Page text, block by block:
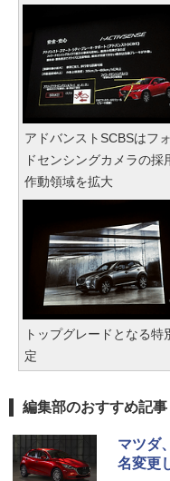
アドバンストSCBSはフ
ドセンシングカメラの採
作動領域を拡大
トップグレードとなる
定
編集部のおすすめ記事
マツダ
名変更